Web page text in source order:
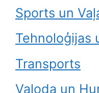
Sports un
Tehnoloģijas
Transports
Valoda un